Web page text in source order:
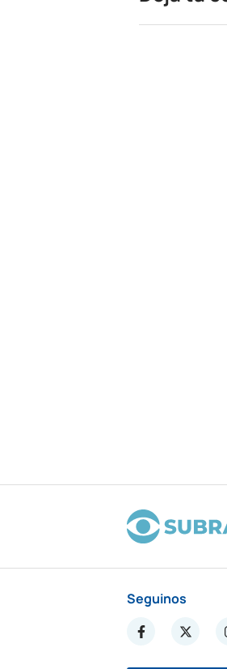
Seguinos